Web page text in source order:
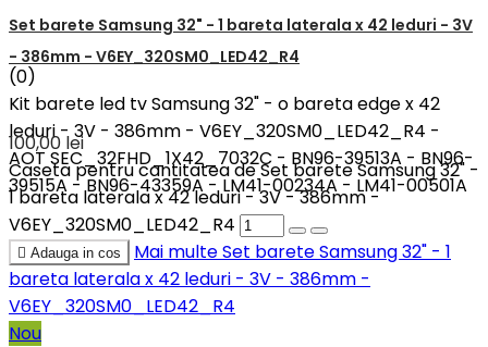
Set barete Samsung 32" - 1 bareta laterala x 42 leduri - 3V
- 386mm - V6EY_320SM0_LED42_R4
(0)
Kit barete led tv Samsung 32" - o bareta edge x 42
leduri - 3V - 386mm - V6EY_320SM0_LED42_R4 -
AOT SEC_32FHD_1X42_7032C - BN96-39513A - BN96-
39515A - BN96-43359A - LM41-00234A - LM41-00501A
100,00 lei
Caseta pentru cantitatea de Set barete Samsung 32" -
1 bareta laterala x 42 leduri - 3V - 386mm -
V6EY_320SM0_LED42_R4
 Adauga in cos Mai multeSet barete Samsung 32" - 1
bareta laterala x 42 leduri - 3V - 386mm -
V6EY_320SM0_LED42_R4
Nou